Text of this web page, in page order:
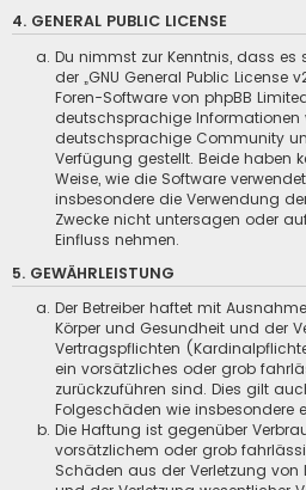
4. GENERAL PUBLIC LICENSE
Du nimmst zur Kenntnis, dass es
der „GNU General Public License
Foren-Software von phpBB
deutschsprachige Informationen
deutschsprachige Community
Verfügung gestellt. Beide haben
Weise, wie die Software
insbesondere die Verwendung
Zwecke nicht untersagen oder
Einfluss nehmen.
5. GEWÄHRLEISTUNG
Der Betreiber haftet mit
Körper und Gesundheit und der
Vertragspflichten
ein vorsätzliches oder grob
zurückzuführen sind. Dies gilt
Folgeschäden wie insbesondere
Die Haftung ist gegenüber
vorsätzlichem oder grob
Schäden aus der Verletzung von